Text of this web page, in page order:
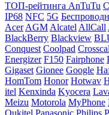
ТОП-рейтинга AnTuTu
IP68 NFC 5G
Acer AGM Alcatel AllCall
BlackBerry Blackview
Conquest Coolpad
Energizer F150 Fairphone
Gigaset Gionee Google
HomTom Honor Hotwav
itel Kenxinda Kyocera
Meizu Motorola MyPhone
Oukitel Panasonic Philips